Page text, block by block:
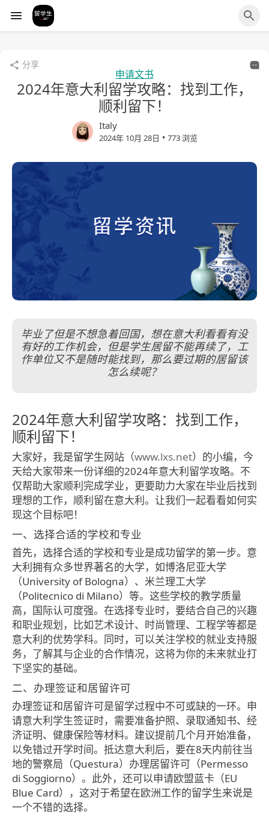
分享
申请文书
2024年意大利留学攻略：找到工作，
顺利留下！
Italy
2024年 10月 28日 • 773 浏览
毕业了但是不想急着回国，想在意大利看看有没
有好的工作机会，但是学生居留不能再续了，工
作单位又不是随时能找到，那么要过期的居留该
怎么续呢？
2024年意大利留学攻略：找到工作，
顺利留下！
大家好，我是留学生网站（www.lxs.net）的小编，今
天给大家带来一份详细的2024年意大利留学攻略。不
仅帮助大家顺利完成学业，更要助力大家在毕业后找到
理想的工作，顺利留在意大利。让我们一起看看如何实
现这个目标吧！
一、选择合适的学校和专业
首先，选择合适的学校和专业是成功留学的第一步。意
大利拥有众多世界著名的大学，如博洛尼亚大学
（University of Bologna）、米兰理工大学
（Politecnico di Milano）等。这些学校的教学质量
高，国际认可度强。在选择专业时，要结合自己的兴趣
和职业规划，比如艺术设计、时尚管理、工程学等都是
意大利的优势学科。同时，可以关注学校的就业支持服
务，了解其与企业的合作情况，这将为你的未来就业打
下坚实的基础。
二、办理签证和居留许可
办理签证和居留许可是留学过程中不可或缺的一环。申
请意大利学生签证时，需要准备护照、录取通知书、经
济证明、健康保险等材料。建议提前几个月开始准备，
以免错过开学时间。抵达意大利后，要在8天内前往当
地的警察局（Questura）办理居留许可（Permesso
di Soggiorno）。此外，还可以申请欧盟蓝卡（EU
Blue Card），这对于希望在欧洲工作的留学生来说是
一个不错的选择。